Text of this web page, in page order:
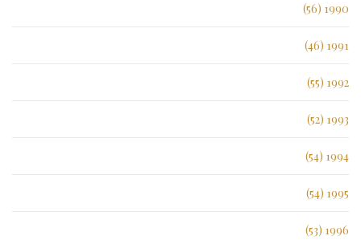
1990 (56)
1991 (46)
1992 (55)
1993 (52)
1994 (54)
1995 (54)
1996 (53)